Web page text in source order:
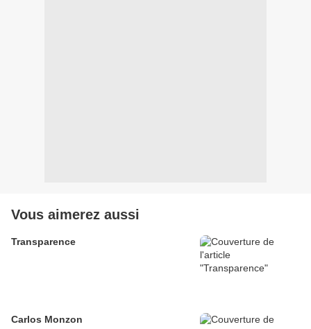
Vous aimerez aussi
Transparence
Carlos Monzon